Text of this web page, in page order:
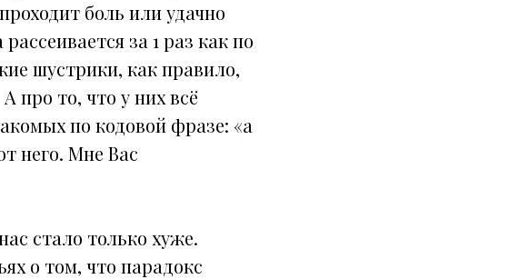
боль или удачно
за 1 раз как по
шустрики, как правило,
про то, что у них всё
по кодовой фразе: «а
него. Мне Вас
стало только хуже.
о том, что парадокс